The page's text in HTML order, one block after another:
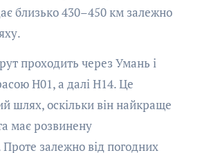
близько 430–450 км залежно
проходить через Умань і
Н01, а далі Н14. Це
шлях, оскільки він найкраще
має розвинену
Проте залежно від погодних